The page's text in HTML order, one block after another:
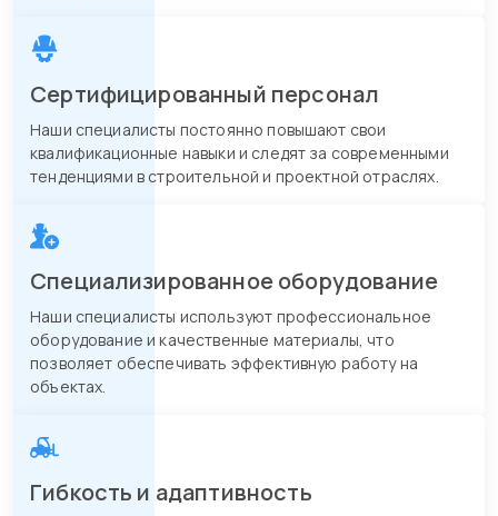
Сертифицированный персонал
Наши специалисты постоянно повышают свои
квалификационные навыки и следят за современными
тенденциями в строительной и проектной отраслях.
Специализированное оборудование
Наши специалисты используют профессиональное
оборудование и качественные материалы, что
позволяет обеспечивать эффективную работу на
объектах.
Гибкость и адаптивность